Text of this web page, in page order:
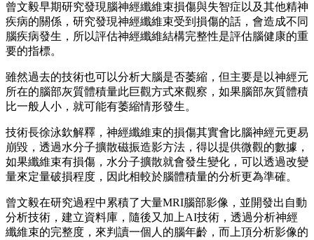
曾文毅早期研究發現腦神經纖維束損傷與失智症以及其他精神
疾病的關係，研究發現神經纖維束受到損傷的話，會造成不同
腦疾病發生，所以評估神經纖維結構完整性是評估腦健康的重
要的指標。
雖然過去的技術也可以分析大腦是否萎縮，但主要是以神經元
所在的腦部灰質體積量此巨觀方式來觀察，如果腦部灰質體積
比一般人小，就可能有萎縮情形發生。
技術長徐泳欽解釋，神經纖維束的損傷其實會比腦神經元更易
崩毀，透過水分子擴散磁振造影方法，得以提供微觀的數據，
如果纖維束有損傷，水分子擴散就會發生變化，可以透過改變
量來定量破損程度，因此相較於腦體積量的分析更為準確。
曾文毅在研究過程中累積了大量MRI腦部影像，並開發出自動
分析技術，建立資料庫，隨後又加上AI技術，透過分析神經
纖維束的完整度，來判讀一個人的腦年齡，而上頂分析影像的